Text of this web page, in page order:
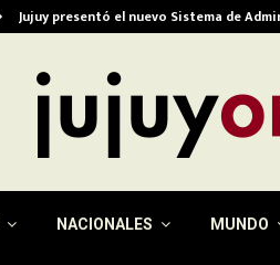
Jujuy presentó el nuevo Sistema de
NACIONALES MUNDO